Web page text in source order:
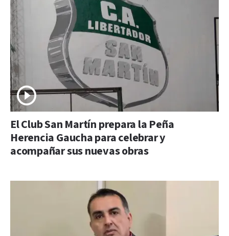
El Club San Martín prepara la Peña
Herencia Gaucha para celebrar y
acompañar sus nuevas obras